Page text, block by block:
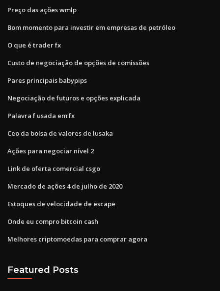
Preço das ações wmlp
Bom momento para investir em empresas de petróleo
O que é trader fx
Custo de negociação de opções de comissões
Pares principais babypips
Negociação de futuros e opções explicada
Palavra f usada em fx
Ceo da bolsa de valores de lusaka
Ações para negociar nível 2
Link de oferta comercial csgo
Mercado de ações 4 de julho de 2020
Estoques de velocidade de escape
Onde eu compro bitcoin cash
Melhores criptomoedas para comprar agora
Featured Posts